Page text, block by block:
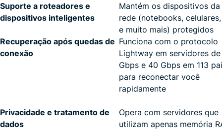
Suporte a roteadores e
dispositivos inteligentes
Mantém os dispositivos da
rede (notebooks,
e muito mais) protegidos
Recuperação após quedas de
conexão
Funciona com o protocolo
Lightway em servidores de
Gbps e 40 Gbps em 113
para reconectar você
rapidamente
Privacidade e tratamento de
dados
Opera com servidores que
utilizam apenas memória